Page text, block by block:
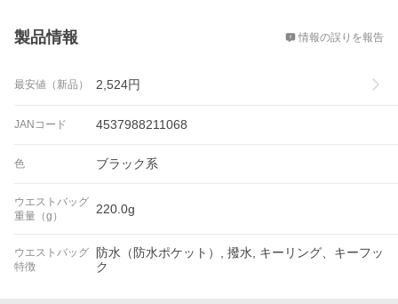
製品情報 情報の誤りを報告
最安値（新品） 2,524円
JANコード 4537988211068
色 ブラック系
ウエストバッグ
重量（g）
220.0g
ウエストバッグ
特徴
防水（防水ポケット）, 撥水, キーリング、キーフッ
ク